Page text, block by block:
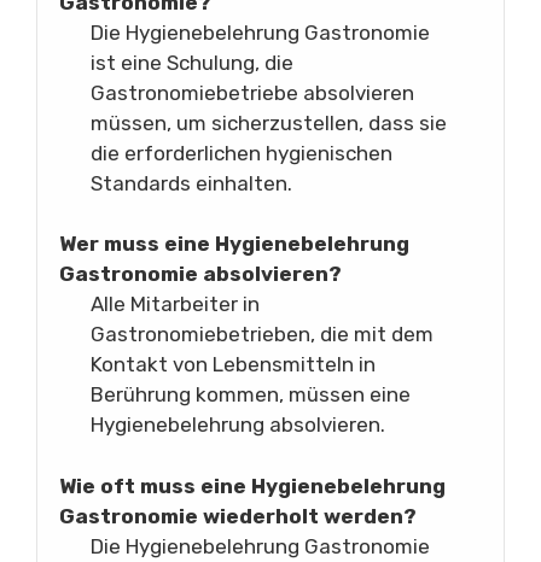
Die Hygienebelehrung Gastronomie
ist eine Schulung, die
Gastronomiebetriebe absolvieren
müssen, um sicherzustellen, dass sie
die erforderlichen hygienischen
Standards einhalten.
Wer muss eine Hygienebelehrung
Gastronomie absolvieren?
Alle Mitarbeiter in
Gastronomiebetrieben, die mit dem
Kontakt von Lebensmitteln in
Berührung kommen, müssen eine
Hygienebelehrung absolvieren.
Wie oft muss eine Hygienebelehrung
Gastronomie wiederholt werden?
Die Hygienebelehrung Gastronomie